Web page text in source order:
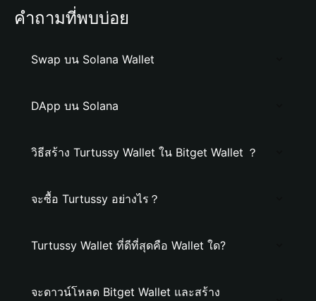
คำถามที่พบบ่อย
Swap บน Solana Wallet
DApp บน Solana
วิธีสร้าง Turtussy Wallet ใน Bitget Wallet ？
จะซื้อ Turtussy อย่างไร？
Turtussy Wallet ที่ดีที่สุดคือ Wallet ใด?
จะดาวน์โหลด Bitget Wallet และสร้าง